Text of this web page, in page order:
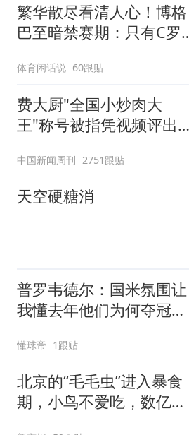
繁华散尽看清人心！博格
巴至暗禁赛期：只有C罗
与冠军
体育闲话说 60跟贴
费大厨"全国小炒肉大
王"称号被指凭视频评出
中国新闻周刊 2751跟贴
天空硬糖消
普罗韦德尔：国米氛围让
我懂去年他们为何夺冠，
懂球帝 1跟贴
北京的“毛毛虫”进入暴食
期，小鸟不爱吃，数亿头